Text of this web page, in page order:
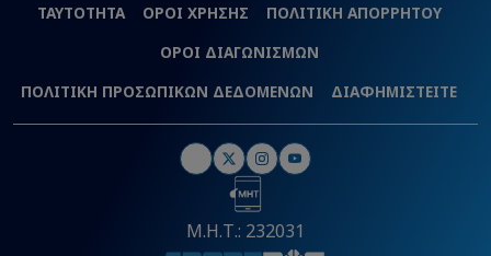
ΤΑΥΤΟΤΗΤΑ ΟΡΟΙ ΧΡΗΣΗΣ
ΠΟΛΙΤΙΚΗ ΑΠΟΡΡΗΤΟΥ
ΟΡΟΙ ΔΙΑΓΩΝΙΣΜΩΝ
ΠΟΛΙΤΙΚΗ ΠΡΟΣΩΠΙΚΩΝ ΔΕΔΟΜΕΝΩΝ
ΔΙΑΦΗΜΙΣΤΕΙΤΕ
Μ.Η.Τ.: 232031